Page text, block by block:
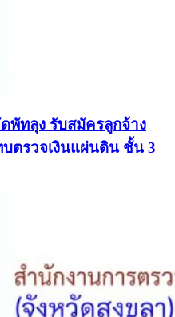
พัทลุง รับสมัครลูกจ้าง
ตรวจเงินแผ่นดิน ชั้น 3